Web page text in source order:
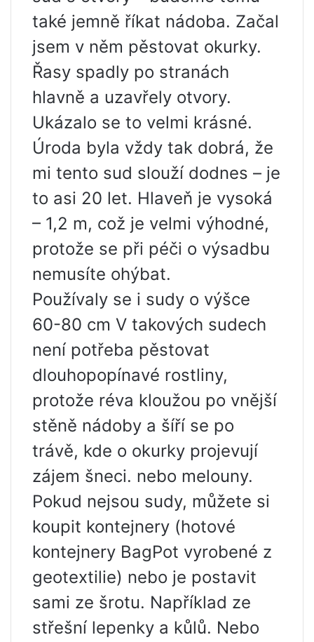
také jemně říkat nádoba. Začal
jsem v něm pěstovat okurky.
Řasy spadly po stranách
hlavně a uzavřely otvory.
Ukázalo se to velmi krásné.
Úroda byla vždy tak dobrá, že
mi tento sud slouží dodnes – je
to asi 20 let. Hlaveň je vysoká
– 1,2 m, což je velmi výhodné,
protože se při péči o výsadbu
nemusíte ohýbat.
Používaly se i sudy o výšce
60-80 cm V takových sudech
není potřeba pěstovat
dlouhopopínavé rostliny,
protože réva kloužou po vnější
stěně nádoby a šíří se po
trávě, kde o okurky projevují
zájem šneci. nebo melouny.
Pokud nejsou sudy, můžete si
koupit kontejnery (hotové
kontejnery BagPot vyrobené z
geotextilie) nebo je postavit
sami ze šrotu. Například ze
střešní lepenky a kůlů. Nebo